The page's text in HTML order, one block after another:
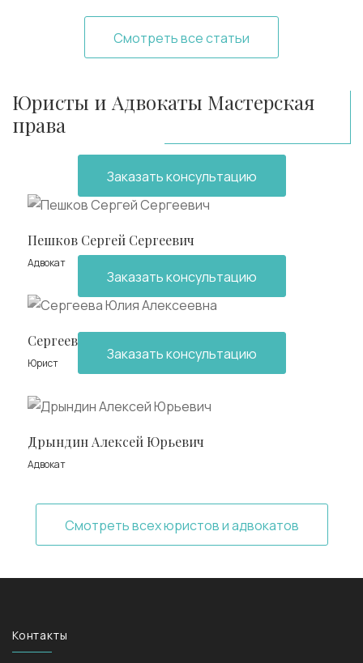
Смотреть все статьи
Юристы и Адвокаты Мастерская
права
Пешков Сергей Сергеевич
Адвокат
Заказать консультацию
Сергеева Юлия Алексеевна
Юрист
Заказать консультацию
Дрындин Алексей Юрьевич
Адвокат
Заказать консультацию
Смотреть всех юристов и адвокатов
Контакты